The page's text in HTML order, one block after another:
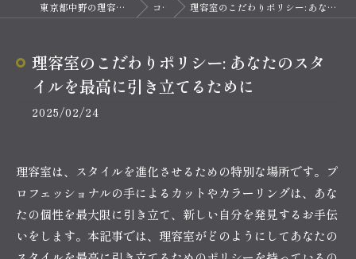
東京都中野の理容室ならバーバーバー 中野 コラム 理容室のこだわりポリシー: あなたのスタイルを最高に引き立てるために
理容室のこだわりポリシー: あなたのスタ
イルを最高に引き立てるために
2025/02/24
理容室は、スタイルを進化させるための特別な場所です。プ
ロフェッショナルの手によるカットやカラーリングは、あな
たの個性を最大限に引き立て、新しい自分を発見するお手伝
いをします。本記事では、理容室がどのようにしてあなたの